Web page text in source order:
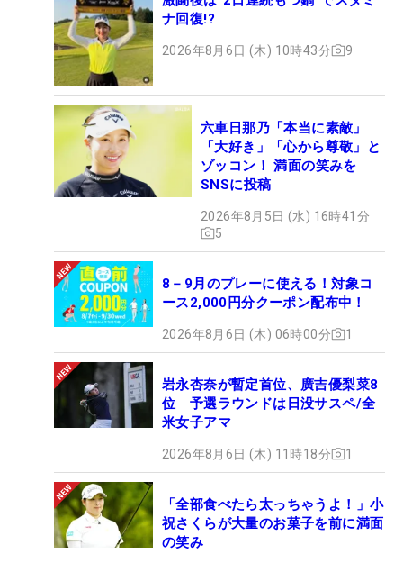
ナ回復!?
2026年8月6日 (木) 10時43分 9
六車日那乃「本当に素敵」
「大好き」「心から尊敬」と
ゾッコン！ 満面の笑みを
SNSに投稿
2026年8月5日 (水) 16時41分
5
8－9月のプレーに使える！対象コ
ース2,000円分クーポン配布中！
2026年8月6日 (木) 06時00分 1
岩永杏奈が暫定首位、廣吉優梨菜8
位 予選ラウンドは日没サスペ/全
米女子アマ
2026年8月6日 (木) 11時18分 1
「全部食べたら太っちゃうよ！」小
祝さくらが大量のお菓子を前に満面
の笑み